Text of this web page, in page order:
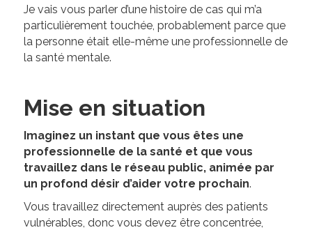
Je vais vous parler d’une histoire de cas qui m’a
particulièrement touchée, probablement parce que
la personne était elle-même une professionnelle de
la santé mentale.
Mise en situation
Imaginez un instant que vous êtes une
professionnelle de la santé et que vous
travaillez dans le réseau public, animée par
un profond désir d’aider votre prochain.
Vous travaillez directement auprès des patients
vulnérables, donc vous devez être concentrée,